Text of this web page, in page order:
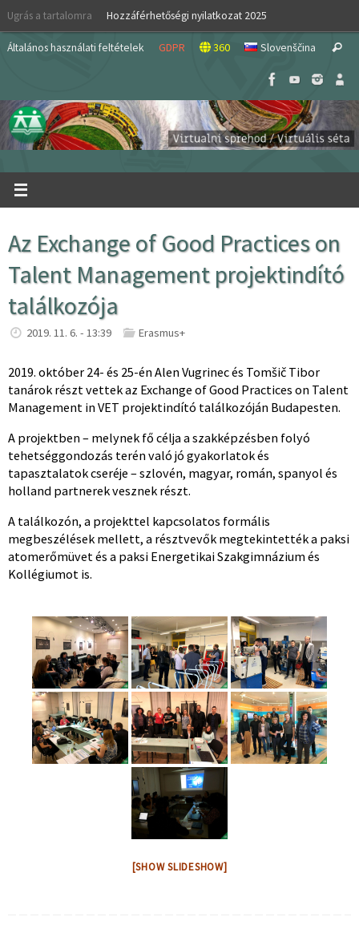
Skip
content
Ugrás a tartalomra Hozzáférhetőségi nyilatkozat 2025
Általános használati feltételek GDPR 360 Slovenščina Search
Az Exchange of Good Practices on
Talent Management projektindító
találkozója
2019. 11. 6. - 13:39 Erasmus+
2019. október 24- és 25-én Alen Vugrinec és Tomšič Tibor
tanárok részt vettek az Exchange of Good Practices on Talent
Management in VET projektindító találkozóján Budapesten.
A projektben – melynek fő célja a szakképzésben folyó
tehetséggondozás terén való jó gyakorlatok és
tapasztalatok cseréje – szlovén, magyar, román, spanyol és
holland partnerek vesznek részt.
A találkozón, a projekttel kapcsolatos formális
megbeszélések mellett, a résztvevők megtekintették a paksi
atomerőmüvet és a paksi Energetikai Szakgimnázium és
Kollégiumot is.
[SHOW SLIDESHOW]